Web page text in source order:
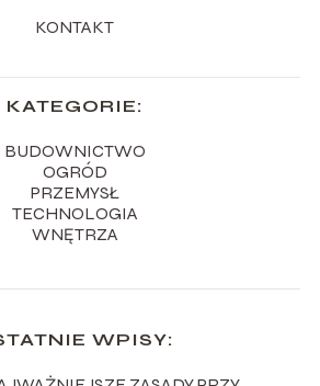
KONTAKT
KATEGORIE:
BUDOWNICTWO
OGRÓD
PRZEMYSŁ
TECHNOLOGIA
WNĘTRZA
WPISY: